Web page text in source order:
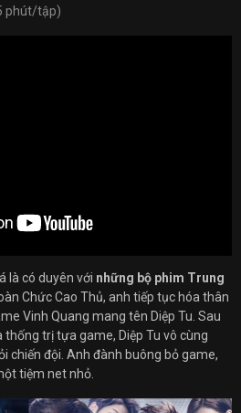
phút/tập)
là có duyên với những bộ phim Trung
Chức Cao Thủ, anh tiếp tục hóa thân
Vinh Quang mang tên Diệp Tu. Sau
thống trị tựa game, Diệp Tu vô cùng
chiến đội. Anh đành buông bỏ game,
tiệm net nhỏ.